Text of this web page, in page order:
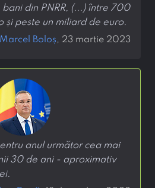
din PNRR, (...) între 700
și peste un miliard de euro.
Marcel Boloș, 23 martie 2023
anul următor cea mai
30 de ani - aproximativ